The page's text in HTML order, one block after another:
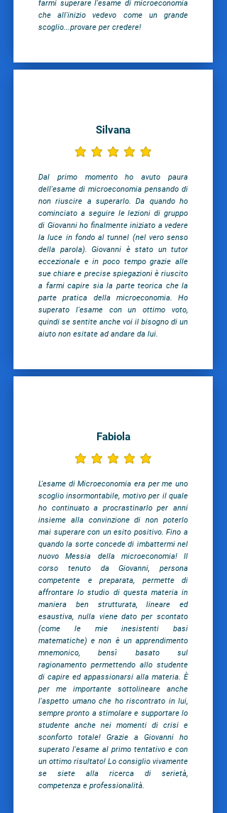
farmi superare l'esame di microeconomia
che all'inizio vedevo come un grande
scoglio...provare per credere!
Silvana
la valutazione media è 5 su
Dal primo momento ho avuto paura
dell'esame di microeconomia pensando di
non riuscire a superarlo. Da quando ho
cominciato a seguire le lezioni di gruppo
di Giovanni ho finalmente iniziato a vedere
la luce in fondo al tunnel (nel vero senso
della parola). Giovanni è stato un tutor
eccezionale e in poco tempo grazie alle
sue chiare e precise spiegazioni è riuscito
a farmi capire sia la parte teorica che la
parte pratica della microeconomia. Ho
superato l'esame con un ottimo voto,
quindi se sentite anche voi il bisogno di un
aiuto non esitate ad andare da lui.
Fabiola
la valutazione media è 5 su
L'esame di Microeconomia era per me uno
scoglio insormontabile, motivo per il quale
ho continuato a procrastinarlo per anni
insieme alla convinzione di non poterlo
mai superare con un esito positivo. Fino a
quando la sorte concede di imbattermi nel
nuovo Messia della microeconomia! Il
corso tenuto da Giovanni, persona
competente e preparata, permette di
affrontare lo studio di questa materia in
maniera ben strutturata, lineare ed
esaustiva, nulla viene dato per scontato
(come le mie inesistenti basi
matematiche) e non è un apprendimento
mnemonico, bensì basato sul
ragionamento permettendo allo studente
di capire ed appassionarsi alla materia. È
per me importante sottolineare anche
l'aspetto umano che ho riscontrato in lui,
sempre pronto a stimolare e supportare lo
studente anche nei momenti di crisi e
sconforto totale! Grazie a Giovanni ho
superato l'esame al primo tentativo e con
un ottimo risultato! Lo consiglio vivamente
se siete alla ricerca di serietà,
competenza e professionalità.